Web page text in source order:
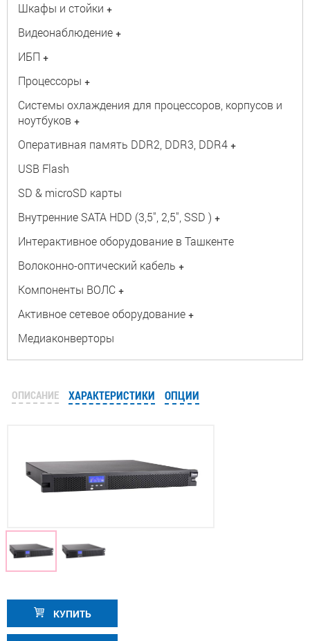
Шкафы и стойки +
Видеонаблюдение +
ИБП +
Процессоры +
Системы охлаждения для процессоров, корпусов и
ноутбуков +
Оперативная память DDR2, DDR3, DDR4 +
USB Flash
SD & microSD карты
Внутренние SATA HDD (3,5", 2,5", SSD ) +
Интерактивное оборудование в Ташкенте
Волоконно-оптический кабель +
Компоненты ВОЛС +
Активное сетевое оборудование +
Медиаконверторы
ОПИСАНИЕ ХАРАКТЕРИСТИКИ ОПЦИИ
КУПИТЬ